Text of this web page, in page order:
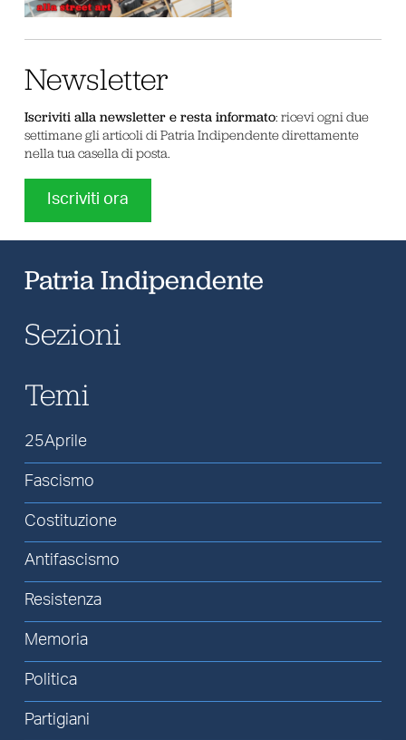
Newsletter
Iscriviti alla newsletter e resta informato: ricevi ogni due
settimane gli articoli di Patria Indipendente direttamente
nella tua casella di posta.
Iscriviti ora
Patria Indipendente
Sezioni
Temi
25Aprile
Fascismo
Costituzione
Antifascismo
Resistenza
Memoria
Politica
Partigiani